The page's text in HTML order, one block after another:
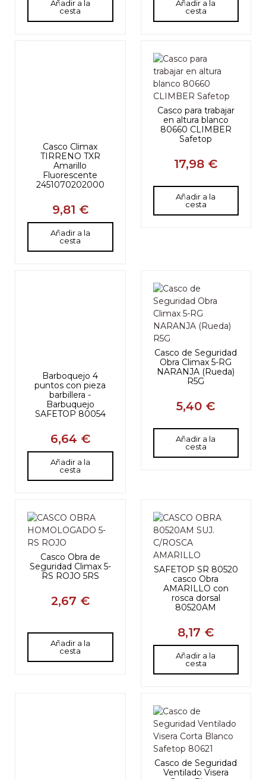
Añadir a la
cesta
Añadir a la
cesta
Casco Climax
TIRRENO TXR
Amarillo
Fluorescente
2451070202000
9,81 €
Añadir a la
cesta
Casco para trabajar
en altura blanco
80660 CLIMBER
Safetop
17,98 €
Añadir a la
cesta
Barboquejo 4
puntos con pieza
barbillera -
Barbuquejo
SAFETOP 80054
6,64 €
Añadir a la
cesta
Casco de Seguridad
Obra Climax 5-RG
NARANJA (Rueda)
R5G
5,40 €
Añadir a la
cesta
Casco Obra de
Seguridad Climax 5-
RS ROJO 5RS
2,67 €
Añadir a la
cesta
SAFETOP SR 80520
casco Obra
AMARILLO con
rosca dorsal
80520AM
8,17 €
Añadir a la
cesta
Casco de Seguridad
Ventilado Visera